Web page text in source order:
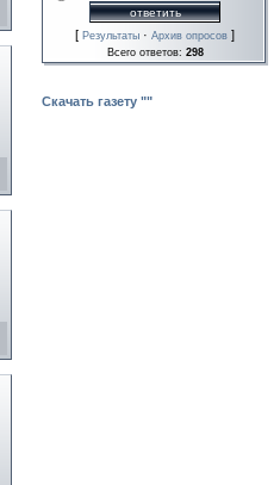
[ Результаты · Архив опросов ]
Всего ответов: 298
Скачать газету ""